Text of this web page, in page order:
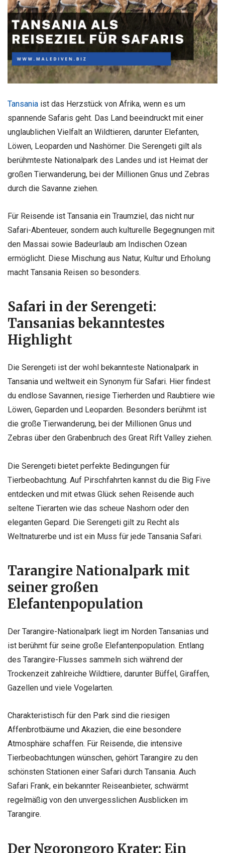
Tansania ist das Herzstück von Afrika, wenn es um
spannende Safaris geht. Das Land beeindruckt mit einer
unglaublichen Vielfalt an Wildtieren, darunter Elefanten,
Löwen, Leoparden und Nashörner. Die Serengeti gilt als
berühmteste Nationalpark des Landes und ist Heimat der
großen Tierwanderung, bei der Millionen Gnus und Zebras
durch die Savanne ziehen.
Für Reisende ist Tansania ein Traumziel, das nicht nur
Safari-Abenteuer, sondern auch kulturelle Begegnungen mit
den Massai sowie Badeurlaub am Indischen Ozean
ermöglicht. Diese Mischung aus Natur, Kultur und Erholung
macht Tansania Reisen so besonders.
Safari in der Serengeti:
Tansanias bekanntestes
Highlight
Die Serengeti ist der wohl bekannteste Nationalpark in
Tansania und weltweit ein Synonym für Safari. Hier findest
du endlose Savannen, riesige Tierherden und Raubtiere wie
Löwen, Geparden und Leoparden. Besonders berühmt ist
die große Tierwanderung, bei der Millionen Gnus und
Zebras über den Grabenbruch des Great Rift Valley ziehen.
Die Serengeti bietet perfekte Bedingungen für
Tierbeobachtung. Auf Pirschfahrten kannst du die Big Five
entdecken und mit etwas Glück sehen Reisende auch
seltene Tierarten wie das scheue Nashorn oder den
eleganten Gepard. Die Serengeti gilt zu Recht als
Weltnaturerbe und ist ein Muss für jede Tansania Safari.
Tarangire Nationalpark mit
seiner großen
Elefantenpopulation
Der Tarangire-Nationalpark liegt im Norden Tansanias und
ist berühmt für seine große Elefantenpopulation. Entlang
des Tarangire-Flusses sammeln sich während der
Trockenzeit zahlreiche Wildtiere, darunter Büffel, Giraffen,
Gazellen und viele Vogelarten.
Charakteristisch für den Park sind die riesigen
Affenbrotbäume und Akazien, die eine besondere
Atmosphäre schaffen. Für Reisende, die intensive
Tierbeobachtungen wünschen, gehört Tarangire zu den
schönsten Stationen einer Safari durch Tansania. Auch
Safari Frank, ein bekannter Reiseanbieter, schwärmt
regelmäßig von den unvergesslichen Ausblicken im
Tarangire.
Der Ngorongoro Krater: Ein